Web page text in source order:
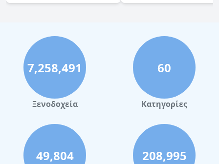
7,258,491
Ξενοδοχεία
60
Κατηγορίες
49,804 208,995